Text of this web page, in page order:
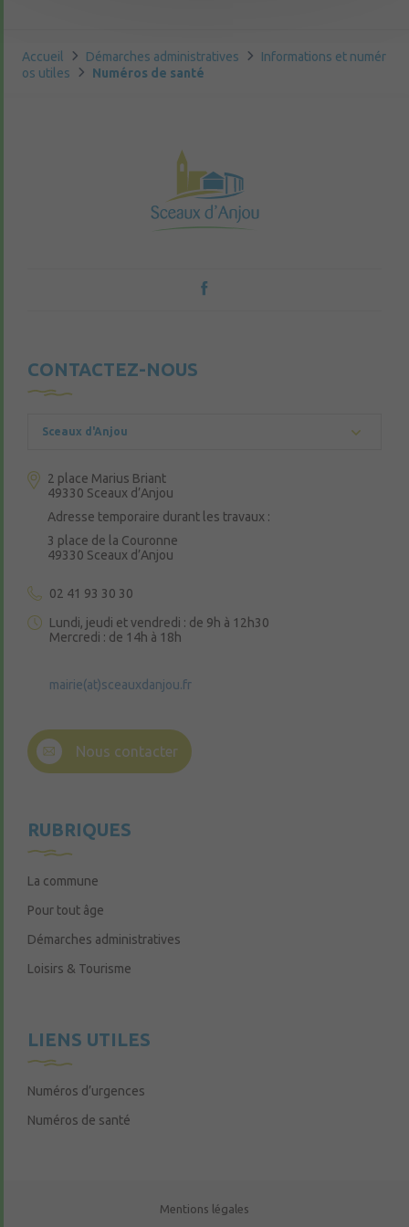
Accueil Démarches administratives
Informations et numér
os utiles
Numéros de santé
CONTACTEZ-NOUS
Sceaux d'Anjou
2 place Marius Briant
49330 Sceaux d’Anjou
Adresse temporaire durant les travaux :
3 place de la Couronne
49330 Sceaux d’Anjou
02 41 93 30 30
Lundi, jeudi et vendredi : de 9h à 12h30
Mercredi : de 14h à 18h
mairie(at)sceauxdanjou.fr
Nous contacter
RUBRIQUES
La commune
Pour tout âge
Démarches administratives
Loisirs & Tourisme
LIENS UTILES
Numéros d’urgences
Numéros de santé
Mentions légales